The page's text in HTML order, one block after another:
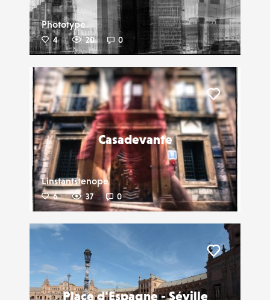
Phototype
4 20 0
Casadevante
Linstantstenope
6 37 0
Liker
Place d'Espagne - Séville
Liker